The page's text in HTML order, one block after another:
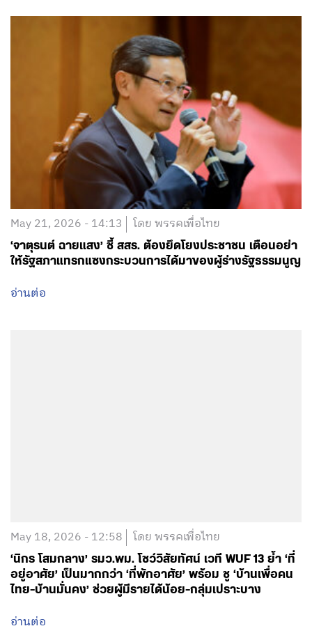
May 21, 2026 - 14:13 โดย พรรคเพื่อไทย
‘จาตุรนต์ ฉายแสง’ ชี้ สสร. ต้องยึดโยงประชาชน เตือนอย่า
ให้รัฐสภาแทรกแซงกระบวนการได้มาของผู้ร่างรัฐธรรมนูญ
อ่านต่อ
May 18, 2026 - 12:58 โดย พรรคเพื่อไทย
‘นิกร โสมกลาง’ รมว.พม. โชว์วิสัยทัศน์ เวที WUF 13 ย้ำ ‘ที่
อยู่อาศัย’ เป็นมากกว่า ‘ที่พักอาศัย’ พร้อม ชู ‘บ้านเพื่อคน
ไทย-บ้านมั่นคง’ ช่วยผู้มีรายได้น้อย-กลุ่มเปราะบาง
อ่านต่อ